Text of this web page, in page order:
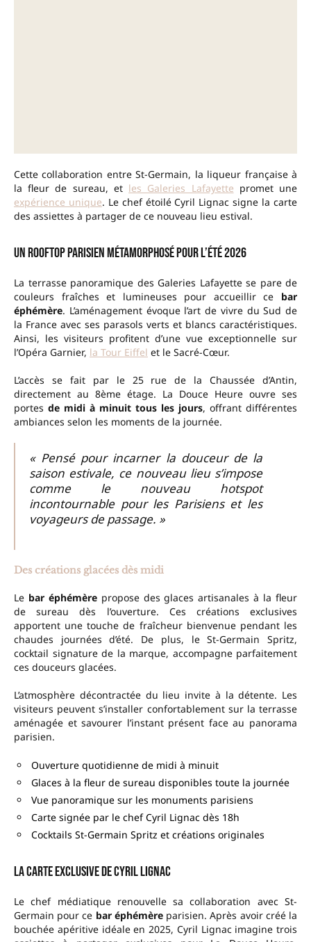
Cette collaboration entre St-Germain, la liqueur française à
la fleur de sureau, et les Galeries Lafayette promet une
expérience unique. Le chef étoilé Cyril Lignac signe la carte
des assiettes à partager de ce nouveau lieu estival.
Un rooftop parisien métamorphosé pour l’été 2026
La terrasse panoramique des Galeries Lafayette se pare de
couleurs fraîches et lumineuses pour accueillir ce bar
éphémère. L’aménagement évoque l’art de vivre du Sud de
la France avec ses parasols verts et blancs caractéristiques.
Ainsi, les visiteurs profitent d’une vue exceptionnelle sur
l’Opéra Garnier, la Tour Eiffel et le Sacré-Cœur.
L’accès se fait par le 25 rue de la Chaussée d’Antin,
directement au 8ème étage. La Douce Heure ouvre ses
portes de midi à minuit tous les jours, offrant différentes
ambiances selon les moments de la journée.
« Pensé pour incarner la douceur de la
saison estivale, ce nouveau lieu s’impose
comme le nouveau hotspot
incontournable pour les Parisiens et les
voyageurs de passage. »
Des créations glacées dès midi
Le bar éphémèrepropose des glaces artisanales à la fleur
de sureau dès l’ouverture. Ces créations exclusives
apportent une touche de fraîcheur bienvenue pendant les
chaudes journées d’été. De plus, le St-Germain Spritz,
cocktail signature de la marque, accompagne parfaitement
ces douceurs glacées.
L’atmosphère décontractée du lieu invite à la détente. Les
visiteurs peuvent s’installer confortablement sur la terrasse
aménagée et savourer l’instant présent face au panorama
parisien.
Ouverture quotidienne de midi à minuit
Glaces à la fleur de sureau disponibles toute la journée
Vue panoramique sur les monuments parisiens
Carte signée par le chef Cyril Lignac dès 18h
Cocktails St-Germain Spritz et créations originales
La carte exclusive de Cyril Lignac
Le chef médiatique renouvelle sa collaboration avec St-
Germain pour ce bar éphémèreparisien. Après avoir créé la
bouchée apéritive idéale en 2025, Cyril Lignac imagine trois